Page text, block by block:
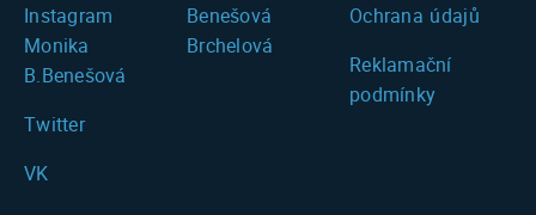
Instagram
Monika
B.Benešová
Twitter
VK
Benešová
Brchelová
Ochrana údajů
Reklamační
podmínky